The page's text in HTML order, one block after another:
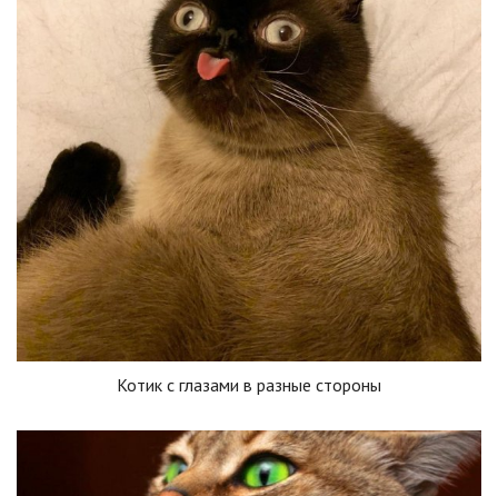
Котик с глазами в разные стороны